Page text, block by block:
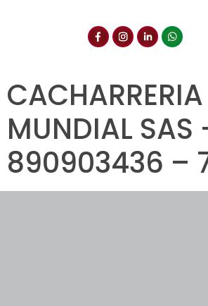
CACHARRERIA
MUNDIAL SAS
890903436 –